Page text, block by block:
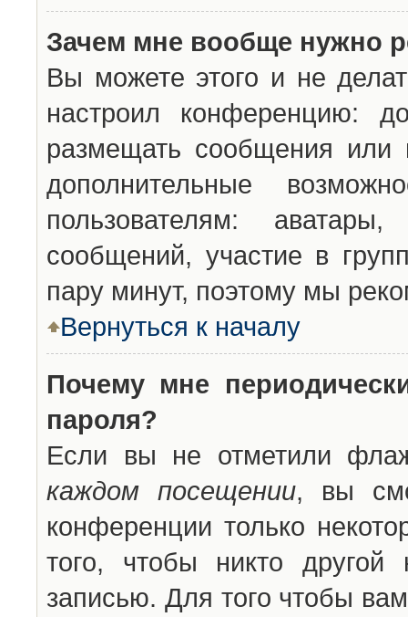
Зачем мне вообще нужно
Вы можете этого и не
настроил конференцию:
размещать сообщения или
дополнительные
пользователям:
сообщений, участие в
пару минут, поэтому мы
Вернуться к началу
Почему мне
пароля?
Если вы не отметили
каждом посещении, вы
конференции только
того, чтобы никто другой
записью. Для того чтобы